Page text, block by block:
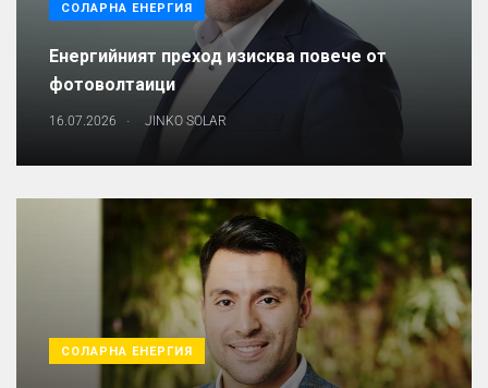
СОЛАРНА ЕНЕРГИЯ
Енергийният преход изисква повече от
фотоволтаици
16.07.2026 . JINKO SOLAR
СОЛАРНА ЕНЕРГИЯ